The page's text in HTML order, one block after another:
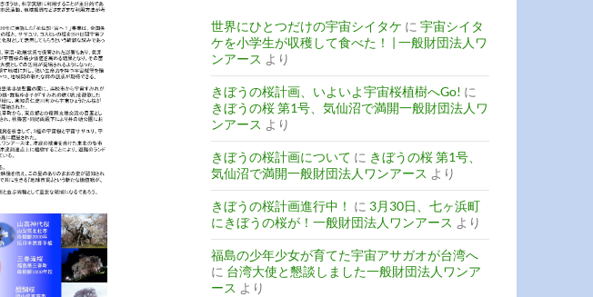
世界にひとつだけの宇宙シイタケ に 宇宙シイタ
ケを小学生が収穫して食べた！ | 一般財団法人ワ
ンアース より
きぼうの桜計画、いよいよ宇宙桜植樹へGo! に
きぼうの桜 第1号、気仙沼で満開一般財団法人ワ
ンアース より
きぼうの桜計画について に きぼうの桜 第1号、
気仙沼で満開一般財団法人ワンアース より
きぼうの桜計画進行中！ に 3月30日、七ヶ浜町
にきぼうの桜が！一般財団法人ワンアース より
福島の少年少女が育てた宇宙アサガオが台湾へ
に 台湾大使と懇談しました一般財団法人ワンア
ース より